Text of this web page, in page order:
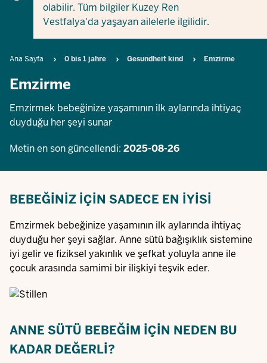
olabilir. Tüm bilgiler Kuzey Ren
Vestfalya'da yaşayan ailelerle ilgilidir.
Breadcrumb
Ana Sayfa 0 bis 1 jahre Gesundheit kind Emzirme
Emzirme
Emzirmek bebeğinize yaşamının ilk aylarında ihtiyaç
duyduğu her şeyi sunar
Metin en son güncellendi: 2025-08-26
BEBEĞINIZ IÇIN SADECE EN IYISI
Emzirmek bebeğinize yaşamının ilk aylarında ihtiyaç
duyduğu her şeyi sağlar. Anne sütü bağışıklık sistemine
iyi gelir ve fiziksel yakınlık ve şefkat yoluyla anne ile
çocuk arasında samimi bir ilişkiyi teşvik eder.
ANNE SÜTÜ BEBEĞIM IÇIN NEDEN BU
KADAR DEĞERLI?